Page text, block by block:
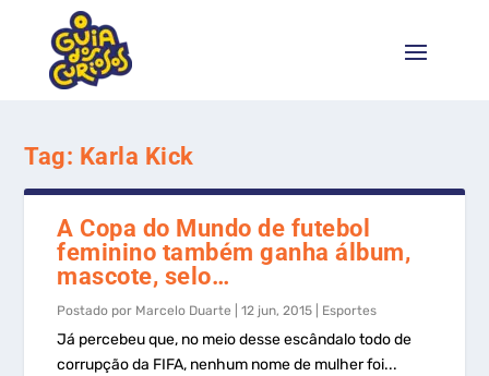
Tag: Karla Kick
A Copa do Mundo de futebol
feminino também ganha álbum,
mascote, selo…
Postado por Marcelo Duarte |12 jun, 2015 Esportes
Já percebeu que, no meio desse escândalo todo de
corrupção da FIFA, nenhum nome de mulher foi...